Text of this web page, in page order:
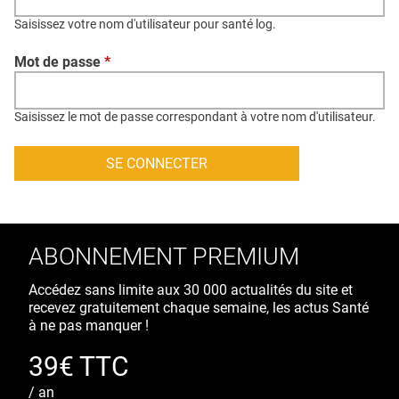
CONTACT
CRÉDITS
Saisissez votre nom d'utilisateur pour santé log.
Mot de passe *
Saisissez le mot de passe correspondant à votre nom d'utilisateur.
ABONNEMENT PREMIUM
Accédez sans limite aux 30 000 actualités du site et
recevez gratuitement chaque semaine, les actus Santé
à ne pas manquer !
39€ TTC
/ an